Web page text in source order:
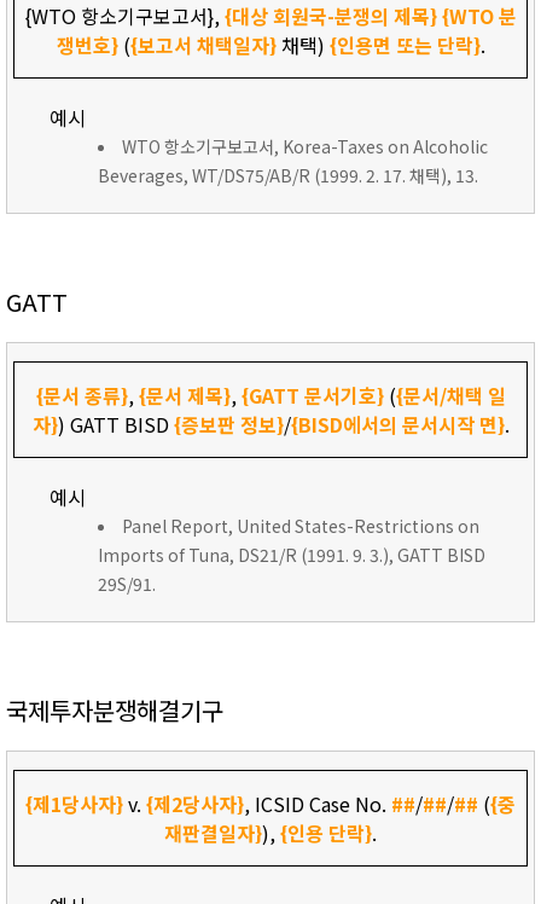
{WTO 항소기구보고서},{대상 회원국-분쟁의 제목}{WTO 분
쟁번호}({보고서 채택일자}채택) {인용면 또는 단락}.
예시
WTO 항소기구보고서, Korea-Taxes on Alcoholic
Beverages, WT/DS75/AB/R (1999. 2. 17. 채택), 13.
GATT
{문서 종류},{문서 제목},{GATT 문서기호}({문서/채택 일
자}) GATT BISD{증보판 정보}/{BISD에서의 문서시작 면}.
예시
Panel Report, United States-Restrictions on
Imports of Tuna, DS21/R (1991. 9. 3.), GATT BISD
29S/91.
국제투자분쟁해결기구
{제1당사자}v. {제2당사자}, ICSID Case No. ##/##/## ({중
재판결일자}),{인용 단락}.